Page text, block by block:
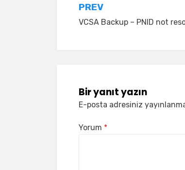
Yazı
gezinmesi
PREV
VCSA Backup – PNID not
Bir yanıt yazın
E-posta adresiniz
Yorum *